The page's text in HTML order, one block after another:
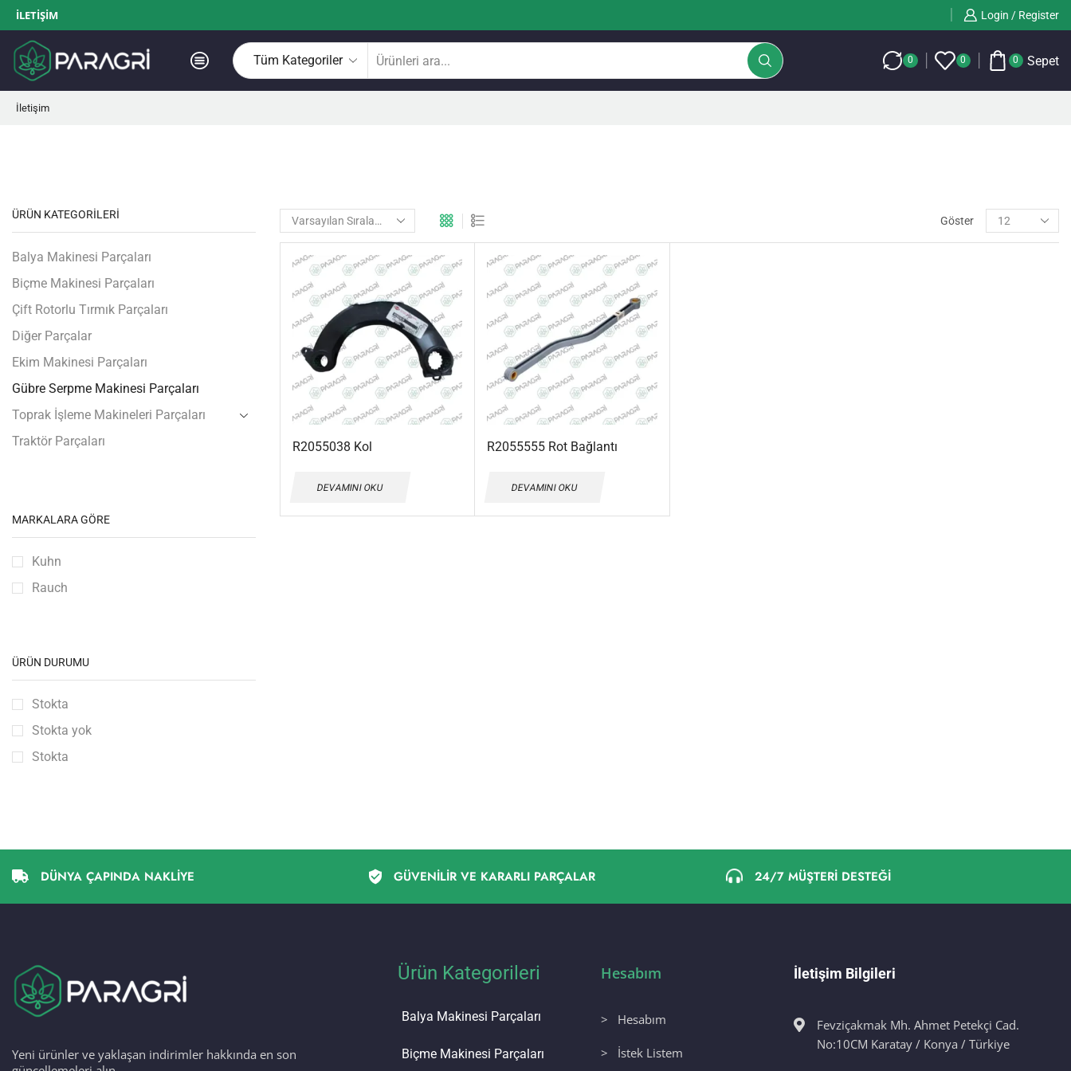
İLETIŞIM Login / Register
0 0 0 Sepet
İletişim
Göster
R2055038 Kol
DEVAMINI OKU
R2055555 Rot Bağlantı
DEVAMINI OKU
ÜRÜN KATEGORILERI
Balya Makinesi Parçaları
Biçme Makinesi Parçaları
Çift Rotorlu Tırmık Parçaları
Diğer Parçalar
Ekim Makinesi Parçaları
Gübre Serpme Makinesi Parçaları
Toprak İşleme Makineleri Parçaları
Traktör Parçaları
MARKALARA GÖRE
Kuhn
Rauch
ÜRÜN DURUMU
Stokta
Stokta yok
Stokta
DÜNYA ÇAPINDA NAKLİYE GÜVENİLİR VE KARARLI PARÇALAR 24/7 MÜŞTERİ DESTEĞİ
Yeni ürünler ve yaklaşan indirimler hakkında en son
Ürün Kategorileri
Balya Makinesi Parçaları
Biçme Makinesi Parçaları
Hesabım
> Hesabım
> İstek Listem
İletişim Bilgileri
Fevziçakmak Mh. Ahmet Petekçi Cad.
No:10CM Karatay / Konya / Türkiye